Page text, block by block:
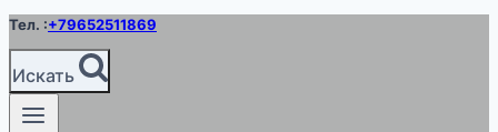
Перейти
содержимому
Тел. :+79652511869
Искать